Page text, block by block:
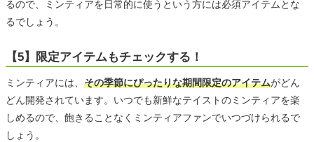
るので、ミンティアを日常的に使うという方には必須アイテムとな
るでしょう。
【5】限定アイテムもチェックする！
ミンティアには、 その季節にぴったりな期間限定のアイテムがどん
どん開発されています。いつでも新鮮なテイストのミンティアを楽
しめるので、飽きることなくミンティアファンでいつづけられるで
しょう。